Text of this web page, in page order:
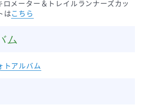
メーター＆トレイルランナーズカッ
はこちら
ム
トアルバム